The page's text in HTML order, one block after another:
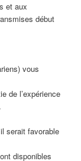
et aux
début
vous
de l’expérience
serait favorable
disponibles